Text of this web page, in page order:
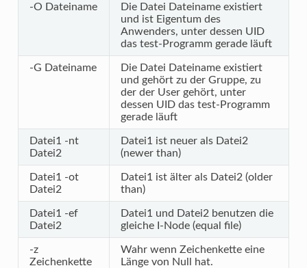
-O Dateiname
Die Datei Dateiname existiert
und ist Eigentum des
Anwenders, unter dessen UID
das test-Programm gerade läuft
-G Dateiname
Die Datei Dateiname existiert
und gehört zu der Gruppe, zu
der der User gehört, unter
dessen UID das test-Programm
gerade läuft
Datei1 -nt
Datei2
Datei1 ist neuer als Datei2
(newer than)
Datei1 -ot
Datei2
Datei1 ist älter als Datei2 (older
than)
Datei1 -ef
Datei2
Datei1 und Datei2 benutzen die
gleiche I-Node (equal file)
-z
Zeichenkette
Wahr wenn Zeichenkette eine
Länge von Null hat.